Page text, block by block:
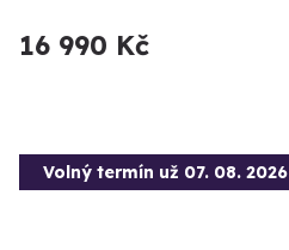
16 990 Kč
Volný termín už 07. 08. 2026